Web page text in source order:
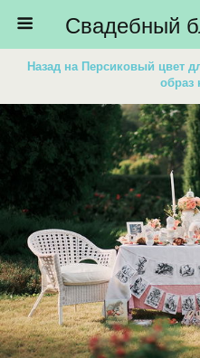
Назад на Персиковый цвет
образ